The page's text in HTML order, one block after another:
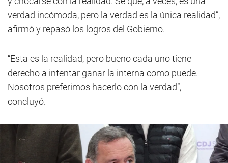
verdad incómoda, pero la verdad es la única realidad”,
afirmó y repasó los logros del Gobierno.
“Esta es la realidad, pero bueno cada uno tiene
derecho a intentar ganar la interna como puede.
Nosotros preferimos hacerlo con la verdad”,
concluyó.